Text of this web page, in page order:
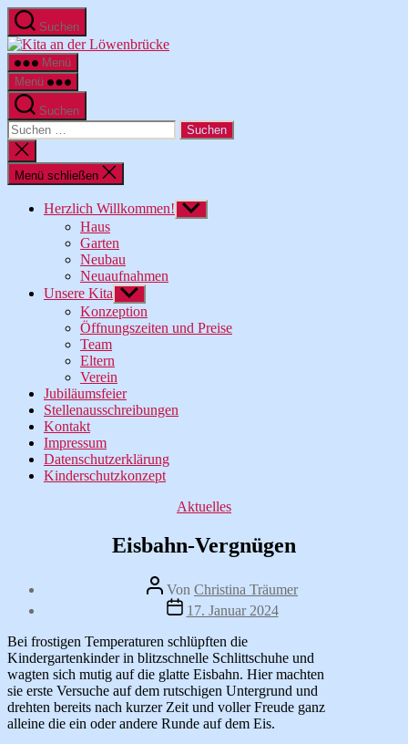
Zum
Inhalt
springen
Suchen
Kita
Menü
Menü
Suchen
Suche
nach:
Suche
schließen
Menü schließen
Herzlich Willkommen! Untermenü
anzeigen
Haus
Garten
Neubau
Neuaufnahmen
Unsere Kita Untermenü
anzeigen
Konzeption
Öffnungszeiten und Preise
Team
Eltern
Verein
Jubiläumsfeier
Stellenausschreibungen
Kontakt
Impressum
Datenschutzerklärung
Kinderschutzkonzept
Kategorien
Aktuelles
Eisbahn-Vergnügen
Beitragsautor
Von Christina Träumer
Veröffentlichungsdatum
17. Januar 2024
Bei frostigen Temperaturen schlüpften die
Kindergartenkinder in blitzschnelle Schlittschuhe und
wagten sich mutig auf die glatte Eisbahn. Hier machten
sie erste Versuche auf dem rutschigen Untergrund und
drehten bereits nach kurzer Zeit und voller Freude ganz
alleine die ein oder andere Runde auf dem Eis.